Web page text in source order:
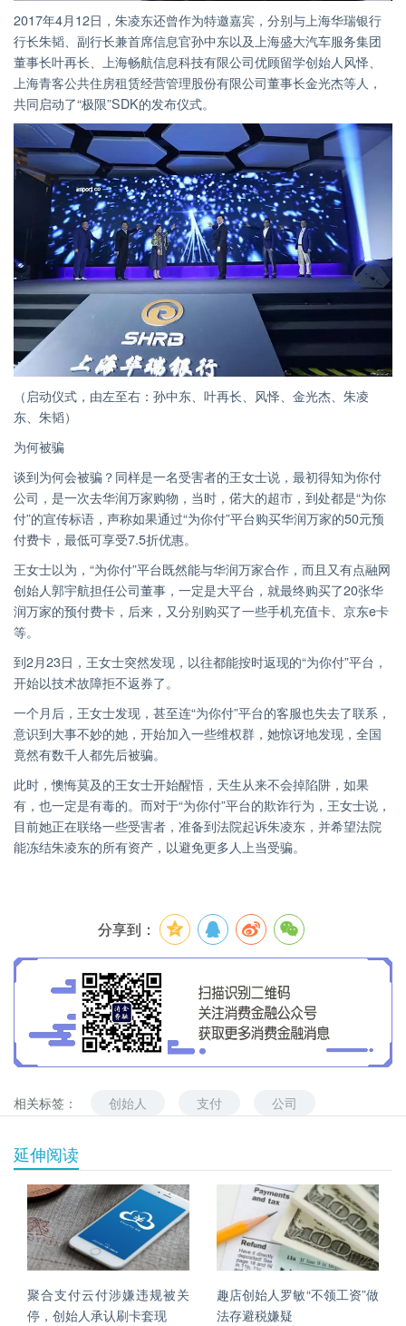
2017年4月12日，朱凌东还曾作为特邀嘉宾，分别与上海华瑞银行
行长朱韬、副行长兼首席信息官孙中东以及上海盛大汽车服务集团
董事长叶再长、上海畅航信息科技有限公司优顾留学创始人风怿、
上海青客公共住房租赁经营管理股份有限公司董事长金光杰等人，
共同启动了“极限”SDK的发布仪式。
（启动仪式，由左至右：孙中东、叶再长、风怿、金光杰、朱凌
东、朱韬）
为何被骗
谈到为何会被骗？同样是一名受害者的王女士说，最初得知为你付
公司，是一次去华润万家购物，当时，偌大的超市，到处都是“为你
付”的宣传标语，声称如果通过“为你付”平台购买华润万家的50元预
付费卡，最低可享受7.5折优惠。
王女士以为，“为你付”平台既然能与华润万家合作，而且又有点融网
创始人郭宇航担任公司董事，一定是大平台，就最终购买了20张华
润万家的预付费卡，后来，又分别购买了一些手机充值卡、京东e卡
等。
到2月23日，王女士突然发现，以往都能按时返现的“为你付”平台，
开始以技术故障拒不返券了。
一个月后，王女士发现，甚至连“为你付”平台的客服也失去了联系，
意识到大事不妙的她，开始加入一些维权群，她惊讶地发现，全国
竟然有数千人都先后被骗。
此时，懊悔莫及的王女士开始醒悟，天生从来不会掉陷阱，如果
有，也一定是有毒的。而对于“为你付”平台的欺诈行为，王女士说，
目前她正在联络一些受害者，准备到法院起诉朱凌东，并希望法院
能冻结朱凌东的所有资产，以避免更多人上当受骗。
分享到：
相关标签： 创始人 支付 公司
延伸阅读
聚合支付云付涉嫌违规被关
停，创始人承认刷卡套现
趣店创始人罗敏“不领工资”做
法存避税嫌疑